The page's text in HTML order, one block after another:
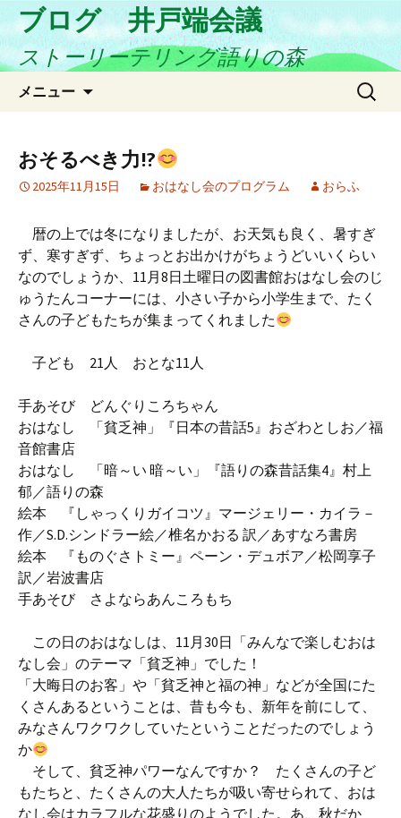
ブログ 井戸端会議
ストーリーテリング語りの森
メニュー
ン
ツ
へ
キ
ッ
プ
検
おそるべき力!?
2025年11月15日 おはなし会のプログラム おらふ
暦の上では冬になりましたが、お天気も良く、暑すぎ
ず、寒すぎず、ちょっとお出かけがちょうどいいくらい
なのでしょうか、11月8日土曜日の図書館おはなし会のじ
ゅうたんコーナーには、小さい子から小学生まで、たく
さんの子どもたちが集まってくれました
子ども 21人 おとな11人
手あそび どんぐりころちゃん
おはなし 「貧乏神」『日本の昔話5』おざわとしお／福
音館書店
おはなし 「暗～い 暗～い」『語りの森昔話集4』村上
郁／語りの森
絵本 『しゃっくりガイコツ』マージェリー・カイラ－
作／S.D.シンドラー絵／椎名かおる 訳／あすなろ書房
絵本 『ものぐさトミー』ペーン・デュボア／松岡享子
訳／岩波書店
手あそび さよならあんころもち
この日のおはなしは、11月30日「みんなで楽しむおは
なし会」のテーマ「貧乏神」でした！
「大晦日のお客」や「貧乏神と福の神」などが全国にた
くさんあるということは、昔も今も、新年を前にして、
みなさんワクワクしていたということだったのでしょう
か
そして、貧乏神パワーなんですか？ たくさんの子ど
もたちと、たくさんの大人たちが吸い寄せられて、おは
なし会はカラフルな花盛りのようでした。あ、秋だか